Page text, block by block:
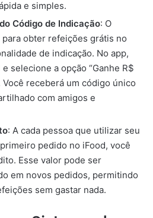
e simples.
Código de Indicação: O
obter refeições grátis no
de indicação. No app,
selecione a opção “Ganhe R$
Você receberá um código único
com amigos e
: A cada pessoa que utilizar seu
pedido no iFood, você
Esse valor pode ser
em novos pedidos, permitindo
sem gastar nada.